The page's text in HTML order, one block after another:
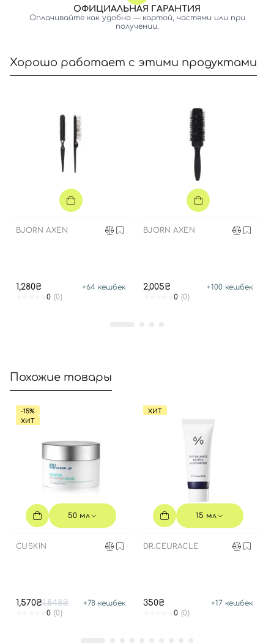
ОФИЦИАЛЬНАЯ ГАРАНТИЯ
Оплачивайте как удобно — картой, частями или при
получении.
Хорошо работает с этими продуктами
BJORN AXEN
1,280₴ +64 кешбек
0 (0)
BJORN AXEN
2,005₴ +100 кешбек
0 (0)
Похожие товары
-15%
ХИТ
50 мл
CUSKIN
1,570₴1,848₴ +78 кешбек
0 (0)
ХИТ
15 мл
DR.CEURACLE
350₴ +17 кешбек
0 (0)
Номер телефона
Отправляя форму для авторизации/регистрации, вы
Далее